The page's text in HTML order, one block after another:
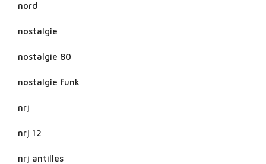
nord
nostalgie
nostalgie 80
nostalgie funk
nrj
nrj 12
nrj antilles